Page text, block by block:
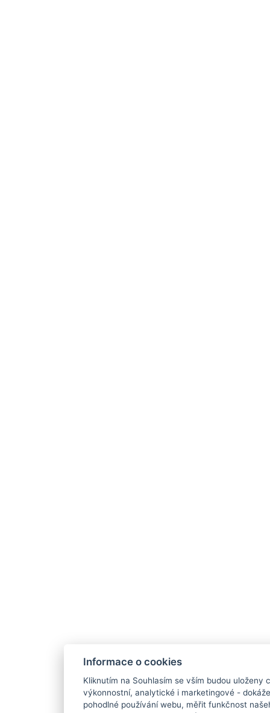
Informace o cookies
Kliknutím na Souhlasím se vším budou uloženy
výkonnostní, analytické i marketingové -
pohodlné používání webu, měřit funkčnost